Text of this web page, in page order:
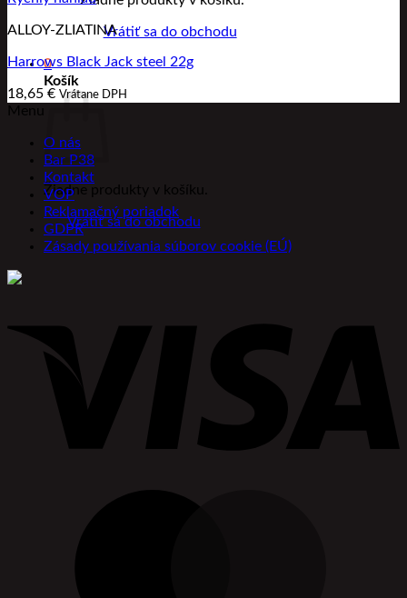
Vrátiť sa do obchodu
0
Košík
Žiadne produkty v košíku.
Vrátiť sa do obchodu
ALLOY-ZLIATINA
Harrows Black Jack steel 22g
18,65 € Vrátane DPH
Menu
O nás
Bar P38
Kontakt
VOP
Reklamačný poriadok
GDPR
Zásady používania súborov cookie (EÚ)